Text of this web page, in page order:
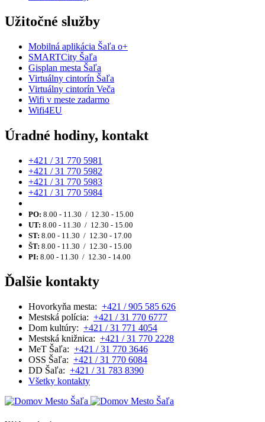
Užitočné služby
Mobilná aplikácia Šaľa o+
SMARTCity Šaľa
Gisplan mesta Šaľa
Virtuálny cintorín Šaľa
Virtuálny cintorín Veča
Wifi v meste zadarmo
Wifi4EU
Úradné hodiny, kontakt
+421 / 31 770 5981
+421 / 31 770 5982
+421 / 31 770 5983
+421 / 31 770 5984
PO: 8.00 - 11.30 / 12.30 - 15.00
UT: 8.00 - 11.30 / 12.30 - 15.00
ST: 8.00 - 11.30 / 12.30 - 17.00
ŠT: 8.00 - 11.30 / 12.30 - 15.00
PI: 8.00 - 11.30 / 12.30 - 14.00
Ďalšie kontakty
Hovorkyňa mesta: +421 / 905 585 626
Mestská polícia: +421 / 31 770 6777
Dom kultúry: +421 / 31 771 4054
Mestská knižnica: +421 / 31 770 2228
MeT Šaľa: +421 / 31 770 3646
OSS Šaľa: +421 / 31 770 6084
DD Šaľa: +421 / 31 783 8390
Všetky kontakty